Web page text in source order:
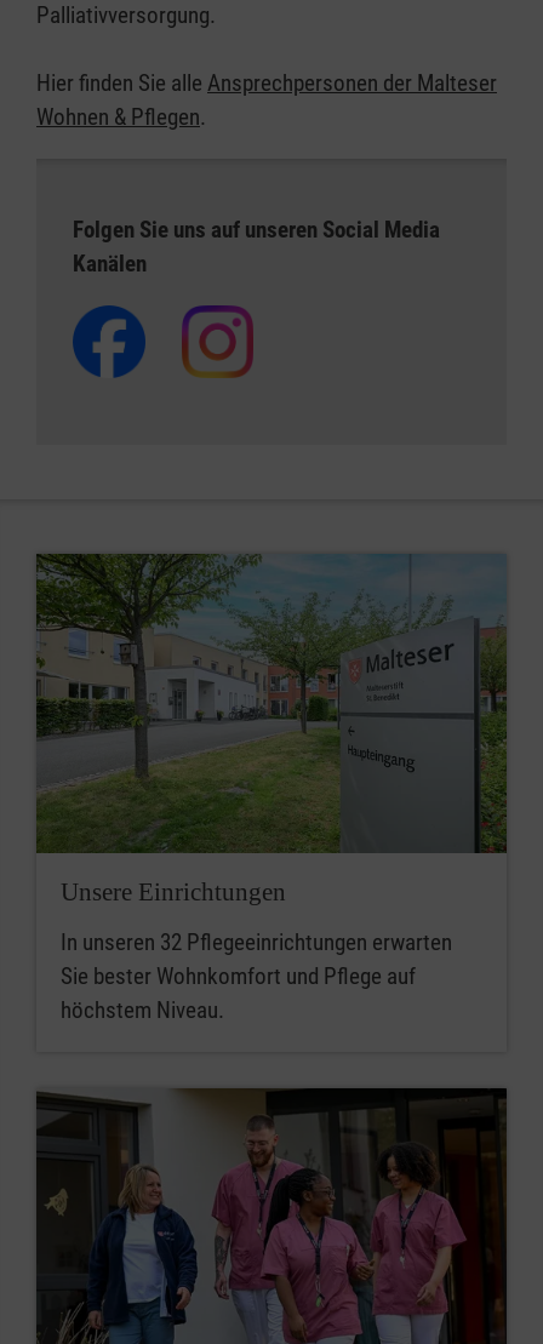
Palliativversorgung.
Hier finden Sie alle Ansprechpersonen der Malteser
Wohnen & Pflegen.
Folgen Sie uns auf unseren Social Media
Kanälen
Unsere Einrichtungen
In unseren 32 Pflegeeinrichtungen erwarten
Sie bester Wohnkomfort und Pflege auf
höchstem Niveau.